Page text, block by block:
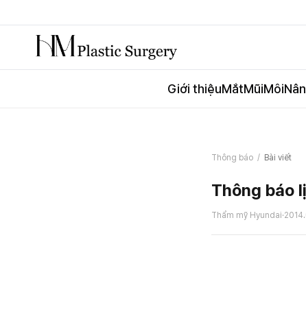
Giới thiệuMắtMũiMôi
Thông báo / Bài viết
Thông báo
Thẩm mỹ Hyundai·